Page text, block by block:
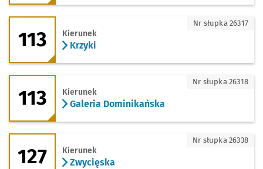
113 - kierunek Krzyki
113 Kierunek
Krzyki
Nr słupka 26317
113 - kierunek Galeria Dominikańska
113 Kierunek
Galeria Dominikańska
Nr słupka 26318
127 - kierunek Zwycięska
127 Kierunek
Zwycięska
Nr słupka 26338